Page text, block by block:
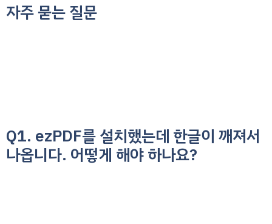
자주 묻는 질문
Q1. ezPDF를 설치했는데 한글이 깨져서
나옵니다. 어떻게 해야 하나요?